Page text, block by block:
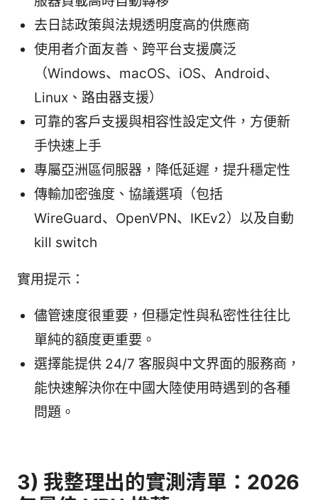
去日誌政策與法規透明度高的供應商
使用者介面友善、跨平台支援廣泛
（Windows、macOS、iOS、Android、
Linux、路由器支援）
可靠的客戶支援與相容性設定文件，方便新
手快速上手
專屬亞洲區伺服器，降低延遲，提升穩定性
傳輸加密強度、協議選項（包括
WireGuard、OpenVPN、IKEv2）以及自動
kill switch
實用提示：
儘管速度很重要，但穩定性與私密性往往比
單純的額度更重要。
選擇能提供 24/7 客服與中文界面的服務商，
能快速解決你在中國大陸使用時遇到的各種
問題。
3) 我整理出的實測清單：2026